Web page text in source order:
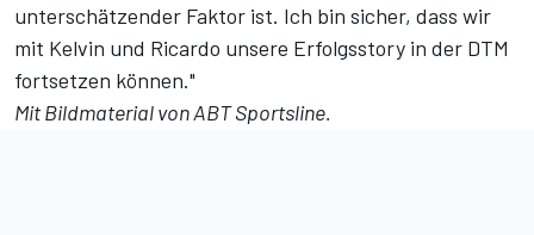
unterschätzender Faktor ist. Ich bin sicher, dass wir
mit Kelvin und Ricardo unsere Erfolgsstory in der DTM
fortsetzen können."
Mit Bildmaterial von ABT Sportsline.